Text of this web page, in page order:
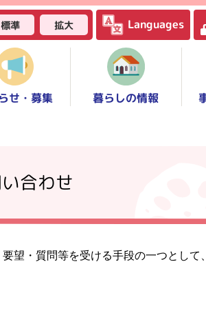
標準 拡大 Languages
せ・募集 暮らしの情報
合わせ
望・質問等を受ける手段の一つとし